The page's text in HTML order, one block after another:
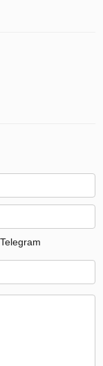
Telegram